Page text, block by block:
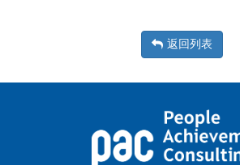
返回列表